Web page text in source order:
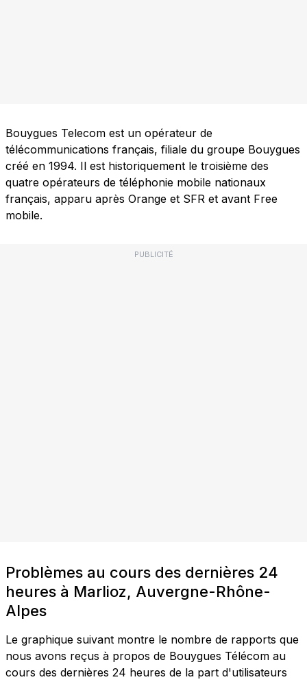
Bouygues Telecom est un opérateur de
télécommunications français, filiale du groupe Bouygues
créé en 1994. Il est historiquement le troisième des
quatre opérateurs de téléphonie mobile nationaux
français, apparu après Orange et SFR et avant Free
mobile.
PUBLICITÉ
Problèmes au cours des dernières 24
heures à Marlioz, Auvergne-Rhône-
Alpes
Le graphique suivant montre le nombre de rapports que
nous avons reçus à propos de Bouygues Télécom au
cours des dernières 24 heures de la part d'utilisateurs